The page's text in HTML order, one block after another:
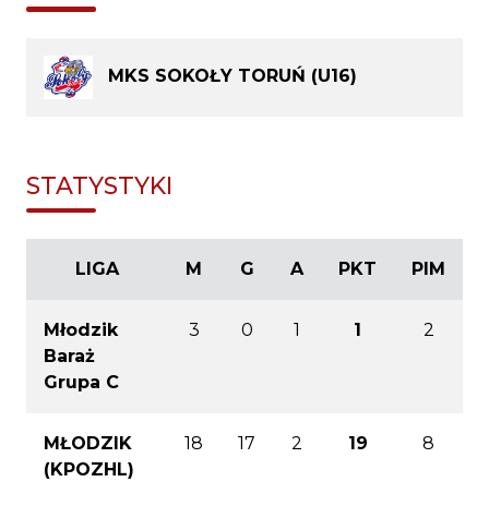
MKS SOKOŁY TORUŃ (U16)
STATYSTYKI
LIGA M G A PKT PIM
Młodzik
Baraż
Grupa C
3 0 1 1 2
MŁODZIK
(KPOZHL)
18 17 2 19 8